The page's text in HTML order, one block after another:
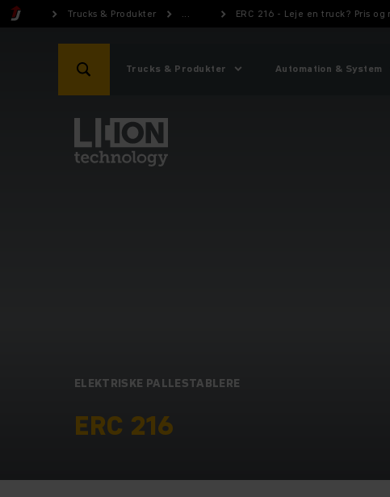
Trucks & Produkter ... ERC 216 - Leje en truck? Pris
Trucks & Produkter Automation & System
ELEKTRISKE PALLESTABLERE
ERC 216